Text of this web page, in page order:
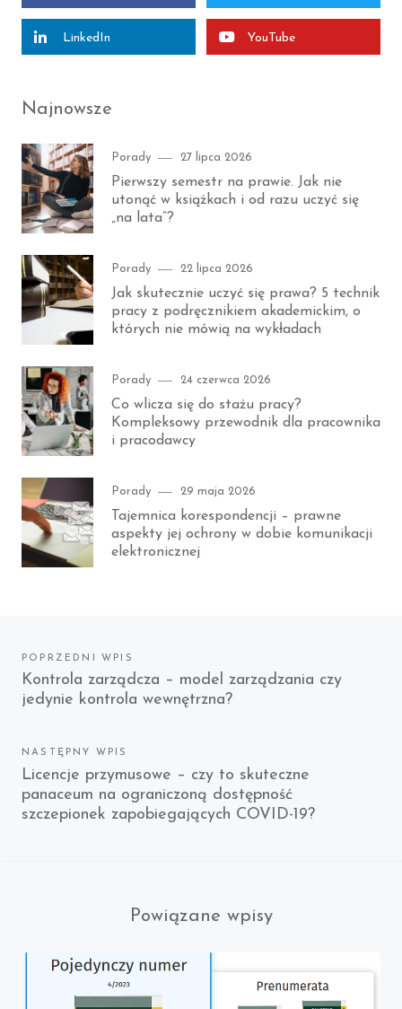
LinkedIn YouTube
Najnowsze
Category
Porady
Posted
27 lipca 2026
Pierwszy semestr na prawie. Jak nie
utonąć w książkach i od razu uczyć się
„na lata”?
Category
Porady
Posted
22 lipca 2026
Jak skutecznie uczyć się prawa? 5 technik
pracy z podręcznikiem akademickim, o
których nie mówią na wykładach
Category
Porady
Posted
24 czerwca 2026
Co wlicza się do stażu pracy?
Kompleksowy przewodnik dla pracownika
i pracodawcy
Category
Porady
Posted
on
29 maja 2026
Tajemnica korespondencji – prawne
aspekty jej ochrony w dobie komunikacji
elektronicznej
Nawigacja
wpisu
POPRZEDNI WPIS
Previous
post:
Kontrola zarządcza – model zarządzania czy
jedynie kontrola wewnętrzna?
NASTĘPNY WPIS
Next
post:
Licencje przymusowe – czy to skuteczne
panaceum na ograniczoną dostępność
szczepionek zapobiegających COVID-19?
Powiązane wpisy